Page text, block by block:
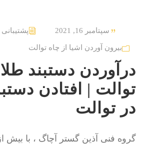
سپتامبر 16, 2021 پشتیبانی
بیرون آوردن اشیا از چاه توالت
درآوردن دستبند
توالت | افتادن
در توالت